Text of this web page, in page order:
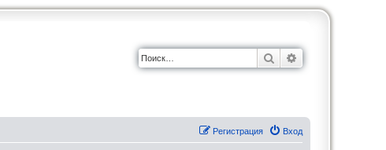
Поиск
Вход
Регистрация